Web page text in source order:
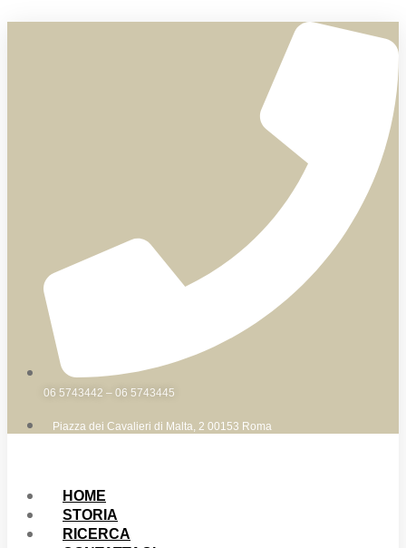
06 5743442 – 06 5743445
Piazza dei Cavalieri di Malta, 2 00153 Roma
HOME
STORIA
RICERCA